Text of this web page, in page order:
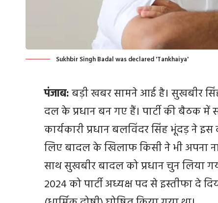
Sukhbir Singh Badal was declared 'Tankhaiya'
पंजाब:बड़ी खबर सामने आई है। सुखबीर
दल के प्रधान बन गए हैं। पार्टी की बैठक
कार्यकारी प्रधान बलविंदर सिंह भूंदड़ ने
लिए बादल के खिलाफ किसी ने भी अपना
साथ सुखबीर बादल को प्रधान चुन लिया
2024 को पार्टी अध्यक्ष पद से इस्तीफा दे